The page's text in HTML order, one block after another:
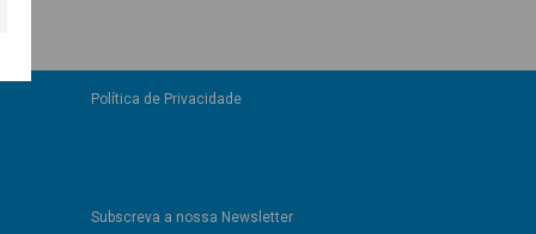
Política de Privacidade
Subscreva a nossa Newsletter